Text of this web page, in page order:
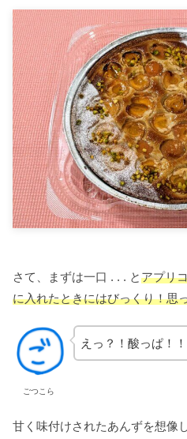
さて、まずは一口 . . . とアプリ
に入れたときにはびっくり！思
ごつこら
えっ？！酸っぱ！！
甘く味付けされたあんずを想像